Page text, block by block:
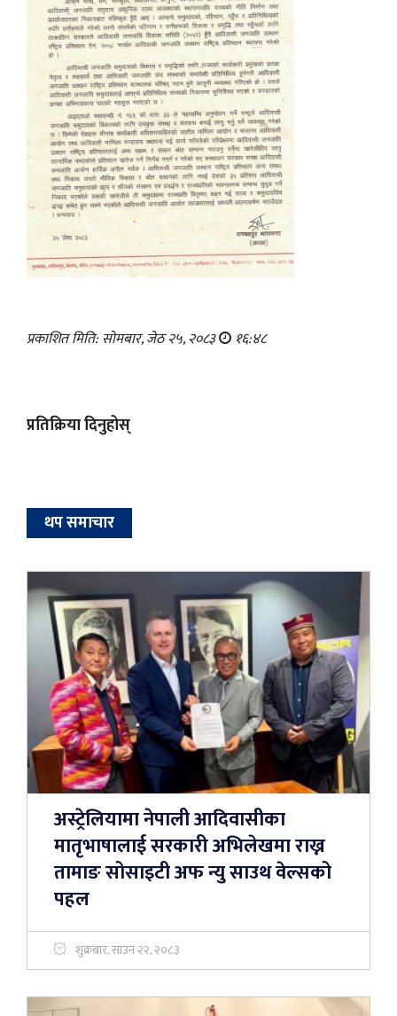
प्रकाशित मिति: सोमबार, जेठ २५, २०८३ १६:४८
प्रतिक्रिया दिनुहोस्
थप समाचार
अस्ट्रेलियामा नेपाली आदिवासीका
मातृभाषालाई सरकारी अभिलेखमा राख्न
तामाङ सोसाइटी अफ न्यु साउथ वेल्सको
पहल
शुक्रबार, साउन २२, २०८३